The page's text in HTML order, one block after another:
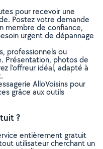
pour recevoir une
Postez votre demande
membre de confiance,
urgent de dépannage
professionnels ou
Présentation, photos de
l'offreur idéal, adapté à
AlloVoisins pour
grâce aux outils
?
entièrement gratuit
utilisateur cherchant un